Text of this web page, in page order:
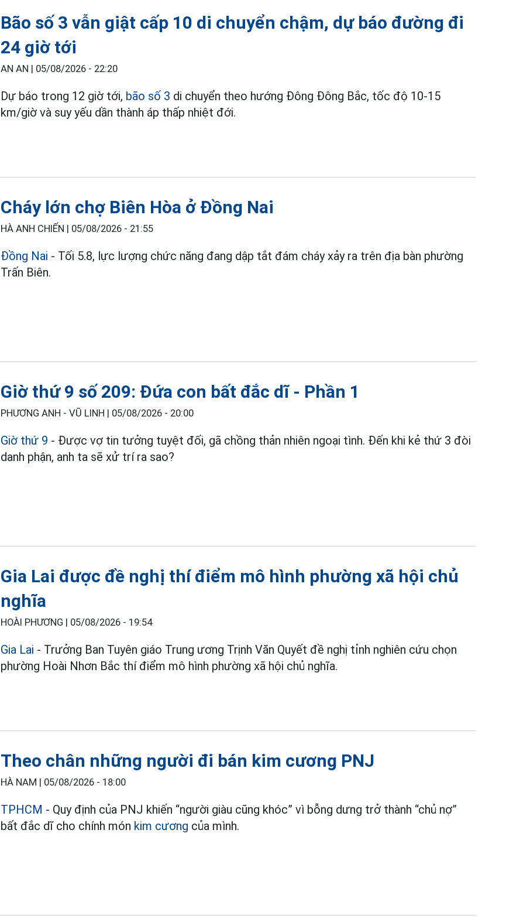
Bão số 3 vẫn giật cấp 10 di chuyển chậm, dự báo đường đi
24 giờ tới
AN AN | 05/08/2026 - 22:20
Dự báo trong 12 giờ tới, bão số 3 di chuyển theo hướng Đông Đông Bắc, tốc độ 10-15
km/giờ và suy yếu dần thành áp thấp nhiệt đới.
Cháy lớn chợ Biên Hòa ở Đồng Nai
HÀ ANH CHIẾN | 05/08/2026 - 21:55
Đồng Nai - Tối 5.8, lực lượng chức năng đang dập tắt đám cháy xảy ra trên địa bàn phường
Trấn Biên.
Giờ thứ 9 số 209: Đứa con bất đắc dĩ - Phần 1
PHƯƠNG ANH - VŨ LINH | 05/08/2026 - 20:00
Giờ thứ 9 - Được vợ tin tưởng tuyệt đối, gã chồng thản nhiên ngoại tình. Đến khi kẻ thứ 3 đòi
danh phận, anh ta sẽ xử trí ra sao?
Gia Lai được đề nghị thí điểm mô hình phường xã hội chủ
nghĩa
HOÀI PHƯƠNG | 05/08/2026 - 19:54
Gia Lai - Trưởng Ban Tuyên giáo Trung ương Trịnh Văn Quyết đề nghị tỉnh nghiên cứu chọn
phường Hoài Nhơn Bắc thí điểm mô hình phường xã hội chủ nghĩa.
Theo chân những người đi bán kim cương PNJ
HÀ NAM | 05/08/2026 - 18:00
TPHCM - Quy định của PNJ khiến “người giàu cũng khóc” vì bỗng dưng trở thành “chủ nợ”
bất đắc dĩ cho chính món kim cương của mình.